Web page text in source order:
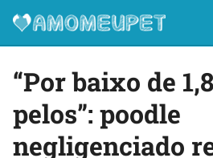
“Por baixo de
pelos”: poodle
negligenciado